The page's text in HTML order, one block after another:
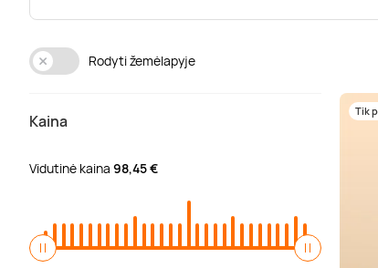
Rodyti žemėlapyje
Kaina
Vidutinė kaina 98,45 €
Tik